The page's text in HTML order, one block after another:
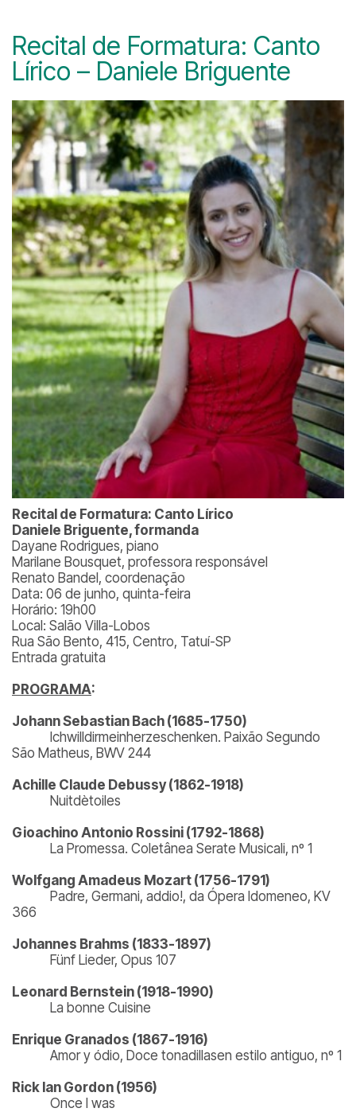
Recital de Formatura: Canto
Lírico – Daniele Briguente
Recital de Formatura: Canto Lírico
Daniele Briguente, formanda
Dayane Rodrigues, piano
Marilane Bousquet, professora responsável
Renato Bandel, coordenação
Data: 06 de junho, quinta-feira
Horário: 19h00
Local: Salão Villa-Lobos
Rua São Bento, 415, Centro, Tatuí-SP
Entrada gratuita
PROGRAMA:
Johann Sebastian Bach (1685-1750)
Ichwilldirmeinherzeschenken. Paixão Segundo
São Matheus, BWV 244
Achille Claude Debussy (1862-1918)
Nuitdètoiles
Gioachino Antonio Rossini (1792-1868)
La Promessa. Coletânea Serate Musicali, nº 1
Wolfgang Amadeus Mozart (1756-1791)
Padre, Germani, addio!, da Ópera Idomeneo, KV
366
Johannes Brahms (1833-1897)
Fünf Lieder, Opus 107
Leonard Bernstein (1918-1990)
La bonne Cuisine
Enrique Granados (1867-1916)
Amor y ódio, Doce tonadillasen estilo antiguo, nº 1
Rick Ian Gordon (1956)
Once I was